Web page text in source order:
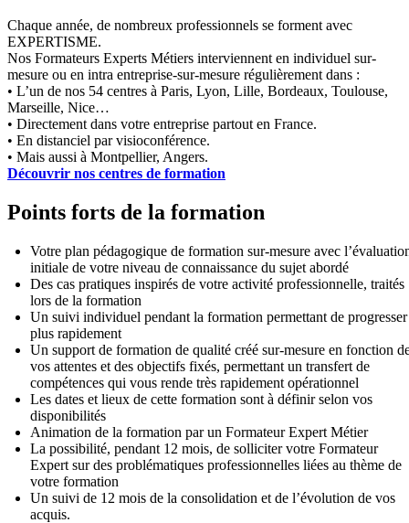
Chaque année, de nombreux professionnels se forment avec
EXPERTISME.
Nos Formateurs Experts Métiers interviennent en individuel sur-
mesure ou en intra entreprise-sur-mesure régulièrement dans :
• L’un de nos 54 centres à Paris, Lyon, Lille, Bordeaux, Toulouse,
Marseille, Nice…
• Directement dans votre entreprise partout en France.
• En distanciel par visioconférence.
• Mais aussi à Montpellier, Angers.
Découvrir nos centres de formation
Points forts de la formation
Votre plan pédagogique de formation sur-mesure avec
initiale de votre niveau de connaissance du sujet abordé
Des cas pratiques inspirés de votre activité professionnelle, traités
lors de la formation
Un suivi individuel pendant la formation permettant de progresser
plus rapidement
Un support de formation de qualité créé sur-mesure en fonction
vos attentes et des objectifs fixés, permettant un transfert de
compétences qui vous rende très rapidement opérationnel
Les dates et lieux de cette formation sont à définir selon vos
disponibilités
Animation de la formation par un Formateur Expert Métier
La possibilité, pendant 12 mois, de solliciter votre Formateur
Expert sur des problématiques professionnelles liées au thème de
votre formation
Un suivi de 12 mois de la consolidation et de l’évolution de vos
acquis.